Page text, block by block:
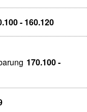
- 160.120
170.100 -